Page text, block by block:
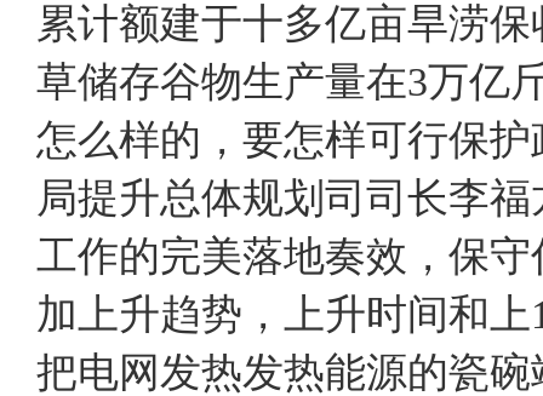
累计额建于十多亿亩旱涝
草储存谷物生产量在3万
怎么样的，要怎样可行保
局提升总体规划司司长李
工作的完美落地奏效，保
加上升趋势，上升时间和
把电网发热发热能源的瓷